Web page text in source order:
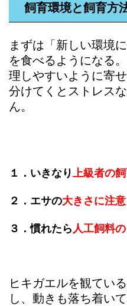
飼育環境と飼育方
まずは「新しい環境
を食べるようになる
理しやすいように寄
分けてくとストレス
ん。
１．いきなり 上級者の
２．エサの大きさに注意
３．慣れたら 人工飼料
ヒキガエルを観てい
し、動きも落ち着い